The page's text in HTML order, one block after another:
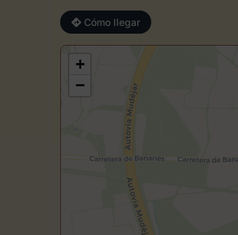
Cómo llegar
+
−